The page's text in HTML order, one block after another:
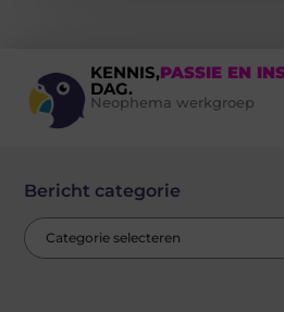
KENNIS,PASSIE EN
DAG.
Neophema werkgroep
Bericht categorie